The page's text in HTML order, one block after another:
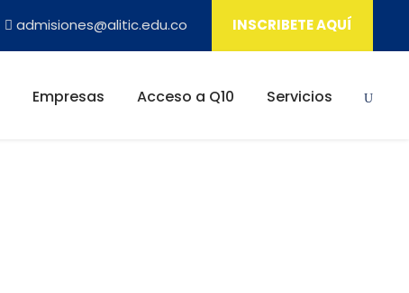
admisiones@alitic.edu.co INSCRIBETE AQUÍ
Empresas Acceso a Q10 Servicios